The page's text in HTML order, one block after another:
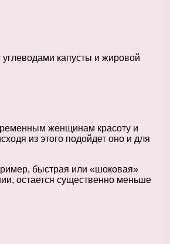
капусты и жировой
женщинам красоту и
из этого подойдет оно и для
быстрая или «шоковая»
остается существенно меньше